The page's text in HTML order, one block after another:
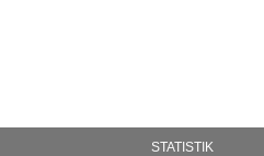
STATISTIK